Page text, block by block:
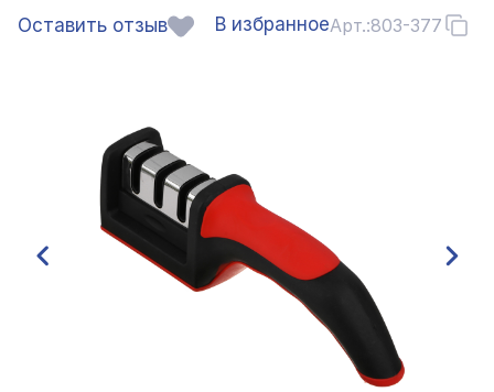
Оставить отзыв В избранноеАрт.:803-377